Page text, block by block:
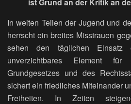
In weiten Teilen der Jugend und
herrscht ein breites Misstrauen
sehen den täglichen
unverzichtbares Element
Grundgesetzes und des
sichert ein friedliches Miteinander
Freiheiten. In Zeiten